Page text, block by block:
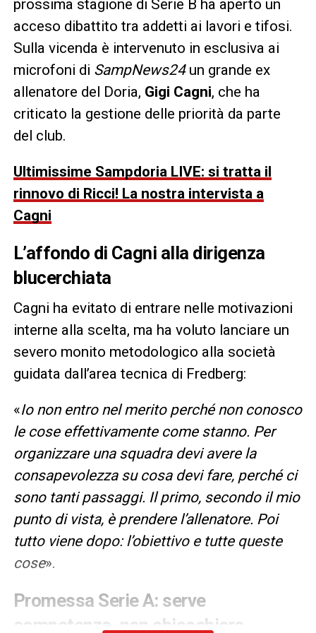
prossima stagione di Serie B ha aperto un
acceso dibattito tra addetti ai lavori e tifosi.
Sulla vicenda è intervenuto in esclusiva ai
microfoni di SampNews24un grande ex
allenatore del Doria, Gigi Cagni, che ha
criticato la gestione delle priorità da parte
del club.
Ultimissime Sampdoria LIVE: si tratta il
rinnovo di Ricci! La nostra intervista a
Cagni
L’affondo di Cagni alla dirigenza
blucerchiata
Cagni ha evitato di entrare nelle motivazioni
interne alla scelta, ma ha voluto lanciare un
severo monito metodologico alla società
guidata dall’area tecnica di Fredberg:
«Io non entro nel merito perché non conosco
le cose effettivamente come stanno. Per
organizzare una squadra devi avere la
consapevolezza su cosa devi fare, perché ci
sono tanti passaggi. Il primo, secondo il mio
punto di vista, è prendere l’allenatore. Poi
tutto viene dopo: l’obiettivo e tutte queste
cose».
Promessa Serie A: serve
competenza, non chiacchiere